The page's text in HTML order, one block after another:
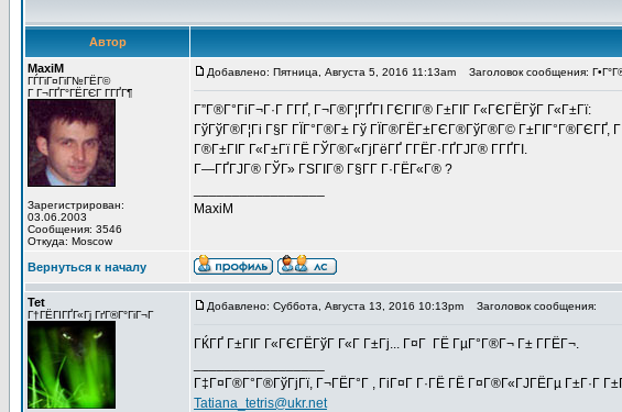
Автор
MaxiM
ГЃГіГ¤ГіГ№ГЁГ©
Г Г¬ГҐГ°ГЁГЄГ Г­ГҐГ¶
Зарегистрирован:
03.06.2003
Сообщения: 3546
Откуда: Moscow
Добавлено: Пятница, Августа 5, 2016 11:13am Заголовок сообщения:
Г”Г®Г°ГіГ¬Г·Г Г­ГҐ, Г¬Г®Г¦ГҐГІ ГЄГІГ® Г±ГІГ Г«ГЄГЁГўГ Г«Г±Гї:
ГўГўГ®Г¦Гі Г§Г ГЇГ°Г®Г± Гў ГЇГ®ГЁГ±ГЄГ®ГўГ®Г© Г±ГІГ°Г®ГЄГҐ,
Г®Г±ГІГ Г«Г±Гї ГЁ ГЎГ®Г«ГјГёГҐ Г­ГЁГ·ГҐГЈГ® Г­ГҐГІ.
Г—ГҐГЈГ® ГЎГ» ГЅГІГ® Г§Г­Г Г·ГЁГ«Г® ?
MaxiM
Вернуться к началу
Tet
Г†ГЁГІГҐГ«Гј ГґГ®Г°ГіГ¬Г
Добавлено: Суббота, Августа 13, 2016 10:13pm Заголовок сообщения:
ГЌГҐ Г±ГІГ Г«ГЄГЁГўГ Г«Г Г±Гј... Г¤Г ГЁ ГµГ°Г®Г¬ Г± Г­ГЁГ¬.
Г‡Г¤Г®Г°Г®ГўГјГї, Г¬ГЁГ°Г , ГіГ¤Г Г·ГЁ ГЁ Г¤Г®Г«ГЈГЁГµ Г±Г·Г
Tatiana_tetris@ukr.net